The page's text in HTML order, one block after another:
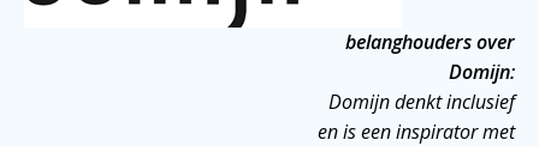
belanghouders over
Domijn:
Domijn denkt inclusief
en is een inspirator met